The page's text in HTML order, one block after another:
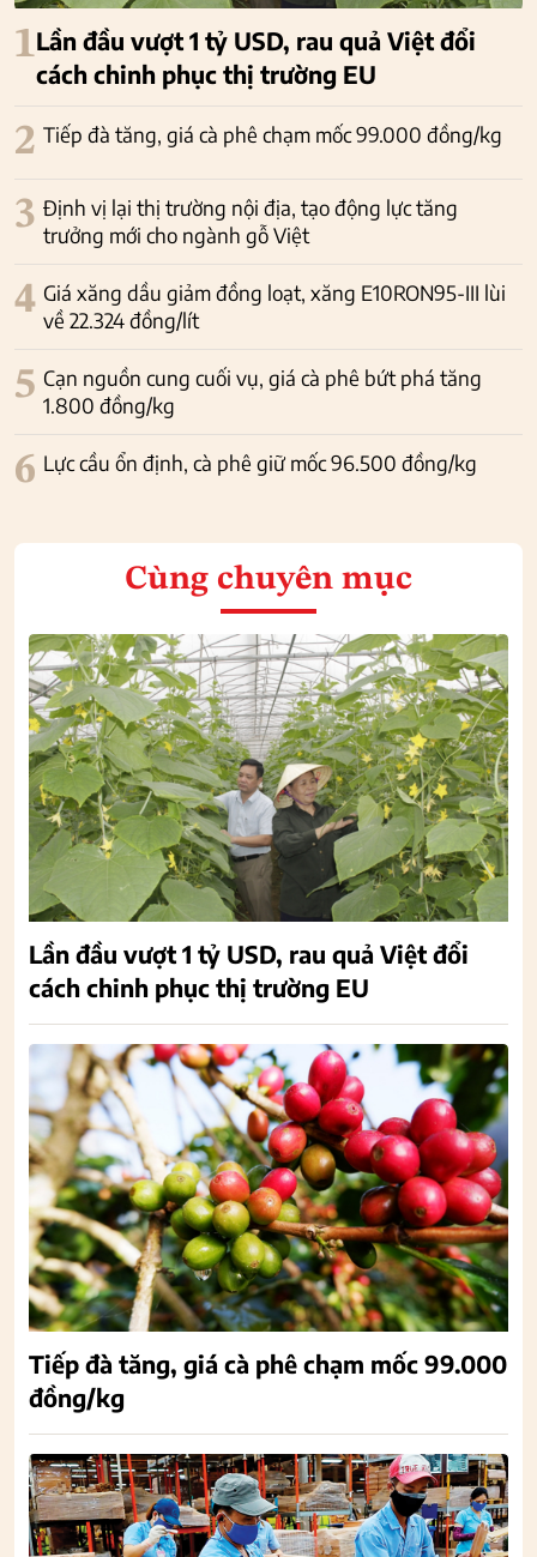
1Lần đầu vượt 1 tỷ USD, rau quả Việt đổi
cách chinh phục thị trường EU
2 Tiếp đà tăng, giá cà phê chạm mốc 99.000 đồng/kg
3 Định vị lại thị trường nội địa, tạo động lực tăng
trưởng mới cho ngành gỗ Việt
4 Giá xăng dầu giảm đồng loạt, xăng E10RON95-III lùi
về 22.324 đồng/lít
5 Cạn nguồn cung cuối vụ, giá cà phê bứt phá tăng
1.800 đồng/kg
6 Lực cầu ổn định, cà phê giữ mốc 96.500 đồng/kg
Cùng chuyên mục
Lần đầu vượt 1 tỷ USD, rau quả Việt đổi
cách chinh phục thị trường EU
Tiếp đà tăng, giá cà phê chạm mốc 99.000
đồng/kg